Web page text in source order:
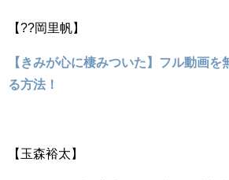
【??岡里帆】
【きみが心に棲みついた】フル動画を
る方法！
【玉森裕太】